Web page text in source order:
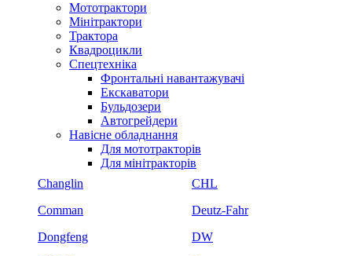
Мототрактори
Мінітрактори
Трактора
Квадроцикли
Спецтехніка
Фронтальні навантажувачі
Екскаватори
Бульдозери
Автогрейдери
Навісне обладнання
Для мототракторів
Для мінітракторів
Changlin
CHL
Comman
Deutz-Fahr
Dongfeng
DW